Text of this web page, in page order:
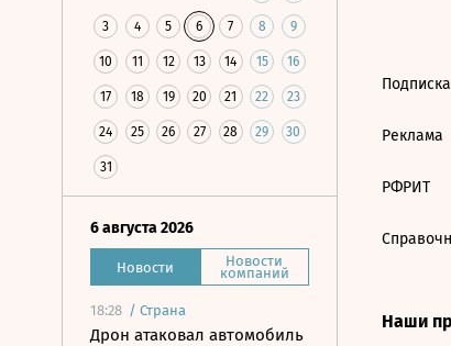
3 4 5 6 7 8 9
10 11 12 13 14 15 16
17 18 19 20 21 22 23
24 25 26 27 28 29 30
31
6 августа 2026
Новости Новости
компаний
18:28 / Страна
Дрон атаковал автомобиль
Подписка
Реклама
РФРИТ
Наши